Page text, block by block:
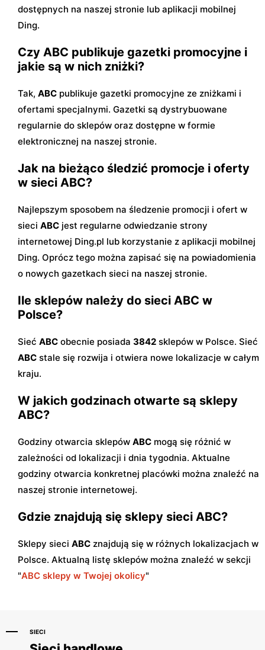
dostępnych na naszej stronie lub aplikacji mobilnej
Ding.
Czy ABC publikuje gazetki promocyjne i
jakie są w nich zniżki?
Tak, ABC publikuje gazetki promocyjne ze zniżkami i
ofertami specjalnymi. Gazetki są dystrybuowane
regularnie do sklepów oraz dostępne w formie
elektronicznej na naszej stronie.
Jak na bieżąco śledzić promocje i oferty
w sieci ABC?
Najlepszym sposobem na śledzenie promocji i ofert w
sieci ABC jest regularne odwiedzanie strony
internetowej Ding.pl lub korzystanie z aplikacji mobilnej
Ding. Oprócz tego można zapisać się na powiadomienia
o nowych gazetkach sieci na naszej stronie.
Ile sklepów należy do sieci ABC w
Polsce?
Sieć ABC obecnie posiada 3842 sklepów w Polsce. Sieć
ABC stale się rozwija i otwiera nowe lokalizacje w całym
kraju.
W jakich godzinach otwarte są sklepy
ABC?
Godziny otwarcia sklepów ABC mogą się różnić w
zależności od lokalizacji i dnia tygodnia. Aktualne
godziny otwarcia konkretnej placówki można znaleźć na
naszej stronie internetowej.
Gdzie znajdują się sklepy sieci ABC?
Sklepy sieci ABC znajdują się w różnych lokalizacjach w
Polsce. Aktualną listę sklepów można znaleźć w sekcji
"ABC sklepy w Twojej okolicy"
SIECI